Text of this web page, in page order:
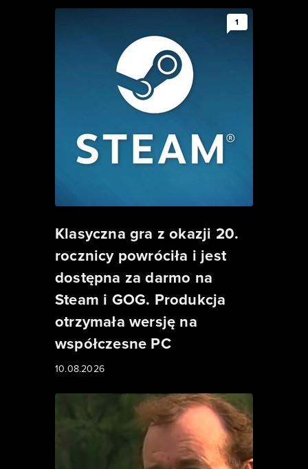
1
Klasyczna gra z okazji 20.
rocznicy powróciła i jest
dostępna za darmo na
Steam i GOG. Produkcja
otrzymała wersję na
współczesne PC
10.08.2026